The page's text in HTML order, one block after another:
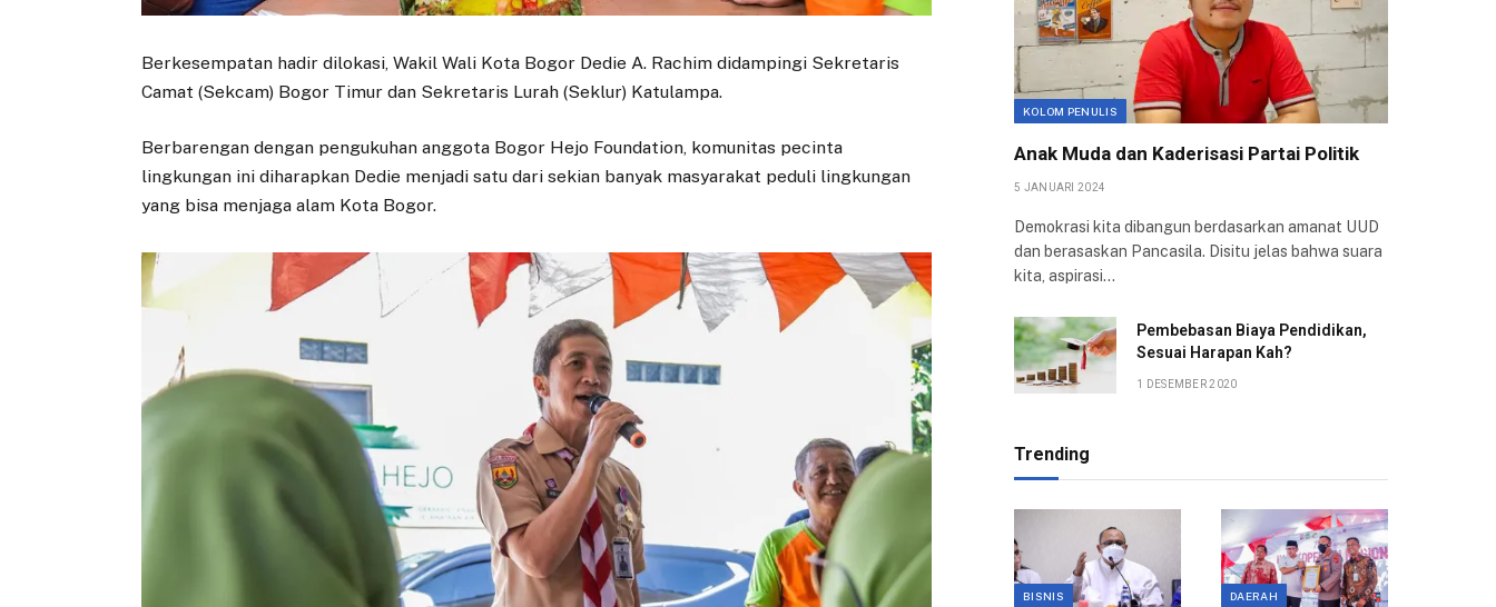
Berkesempatan hadir dilokasi, Wakil Wali Kota Bogor Dedie A. Rachim didampingi Sekretaris
Camat (Sekcam) Bogor Timur dan Sekretaris Lurah (Seklur) Katulampa.
Berbarengan dengan pengukuhan anggota Bogor Hejo Foundation, komunitas pecinta
lingkungan ini diharapkan Dedie menjadi satu dari sekian banyak masyarakat peduli lingkungan
yang bisa menjaga alam Kota Bogor.
KOLOM PENULIS
Anak Muda dan Kaderisasi Partai Politik
5 JANUARI 2024
Demokrasi kita dibangun berdasarkan amanat UUD
dan berasaskan Pancasila. Disitu jelas bahwa suara
kita, aspirasi…
Pembebasan Biaya Pendidikan,
Sesuai Harapan Kah?
1 DESEMBER 2020
Trending
DAERAH EKONOMI BISNIS DAERAH